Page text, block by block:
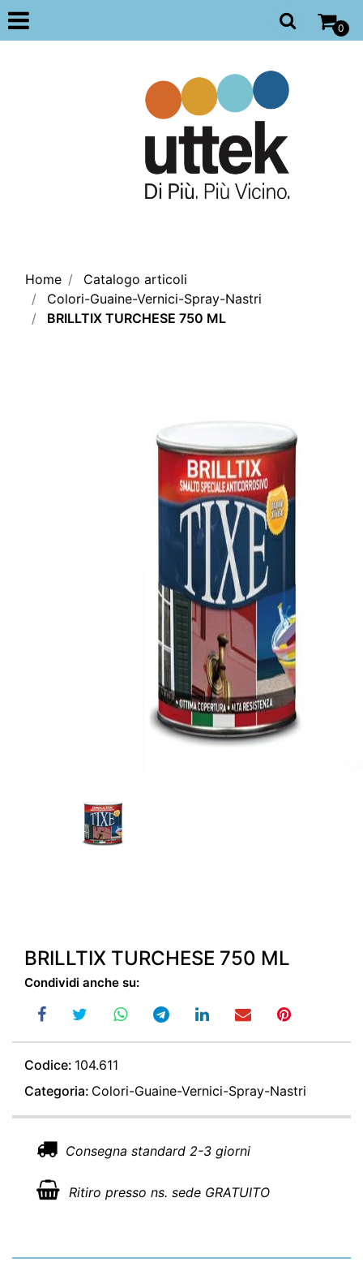
Open
0
Home
Catalogo articoli
Colori-Guaine-Vernici-Spray-Nastri
BRILLTIX TURCHESE 750 ML
BRILLTIX TURCHESE 750 ML
Condividi anche su:
Codice: 104.611
Categoria: Colori-Guaine-Vernici-Spray-Nastri
Consegna standard 2-3 giorni
Ritiro presso ns. sede GRATUITO